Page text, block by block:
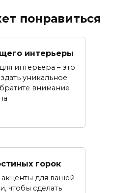
понравиться
интерьеры
интерьера – это
уникальное
внимание
горок
для вашей
чтобы сделать